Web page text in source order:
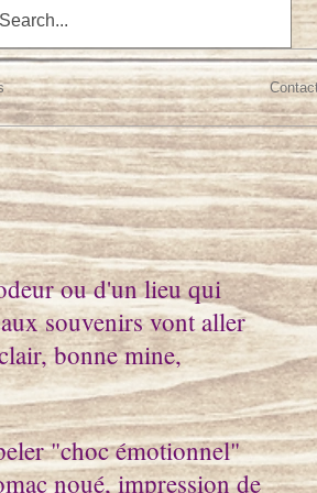
ou d'un lieu qui
souvenirs vont aller
bonne mine,
"choc émotionnel"
noué, impression de